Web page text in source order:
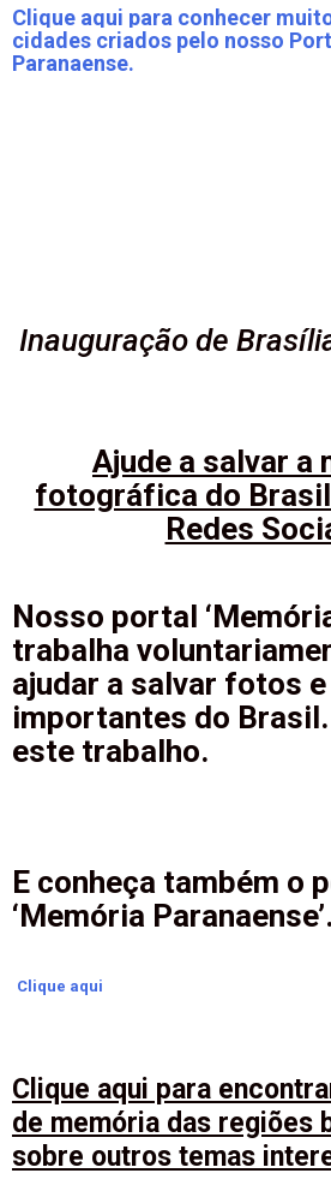
Clique aqui para conhecer
cidades criados pelo nosso
Paranaense.
Inauguração de
Ajude a salvar a
fotográfica do
Redes
Nosso portal
trabalha
ajudar a salvar fotos
importantes do Brasil.
este trabalho.
E conheça também o
‘Memória Paranaense’.
Clique aqui
Clique aqui para
de memória das regiões
sobre outros temas